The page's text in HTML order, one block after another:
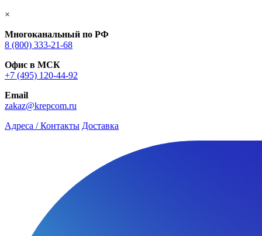
×
Многоканальный по РФ
8 (800) 333‑21-68
Офис в МСК
+7 (495) 120-44-92
Email
zakaz@krepcom.ru
Адреса / Контакты Доставка